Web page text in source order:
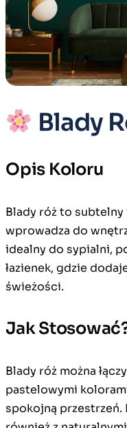
Blady
Opis Koloru
Blady róż to
wprowadza do
idealny do sypialni,
łazienek, gdzie
świeżości.
Jak
Blady róż można
pastelowymi
spokojną przestrzeń.